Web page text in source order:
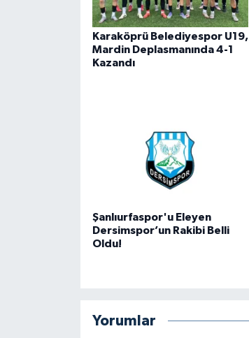
Karaköprü Belediyespor U19,
Mardin Deplasmanında 4-1
Kazandı
Şanlıurfaspor'u Eleyen
Dersimspor’un Rakibi Belli
Oldu!
Yorumlar